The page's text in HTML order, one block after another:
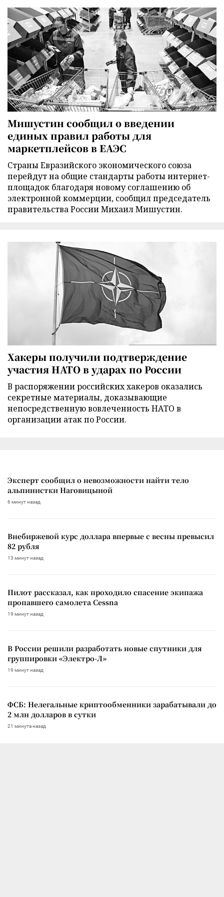
Мишустин сообщил о введении
единых правил работы для
маркетплейсов в ЕАЭС
Страны Евразийского экономического союза
перейдут на общие стандарты работы интернет-
площадок благодаря новому соглашению об
электронной коммерции, сообщил председатель
правительства России Михаил Мишустин.
Хакеры получили подтверждение
участия НАТО в ударах по России
В распоряжении российских хакеров оказались
секретные материалы, доказывающие
непосредственную вовлеченность НАТО в
организации атак по России.
Эксперт сообщил о невозможности найти тело
альпинистки Наговицыной
6 минут назад
Внебиржевой курс доллара впервые с весны превысил
82 рубля
13 минут назад
Пилот рассказал, как проходило спасение экипажа
пропавшего самолета Cessna
19 минут назад
В России решили разработать новые спутники для
группировки «Электро-Л»
19 минут назад
ФСБ: Нелегальные криптообменники зарабатывали до
2 млн долларов в сутки
21 минута назад